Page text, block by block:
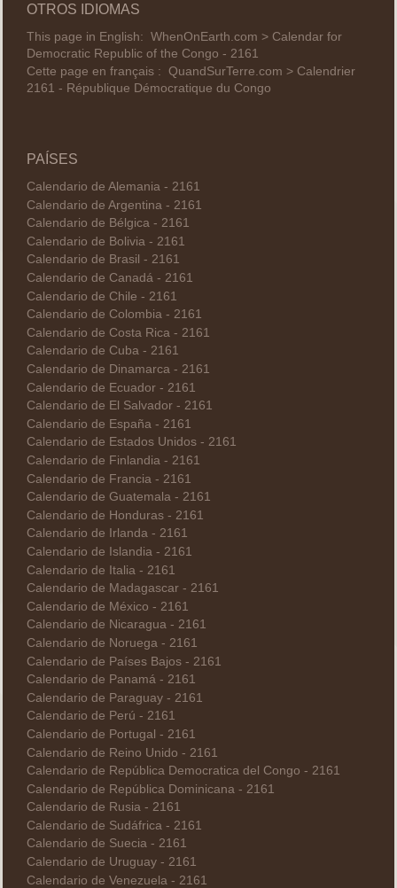
OTROS IDIOMAS
This page in English: WhenOnEarth.com > Calendar for
Democratic Republic of the Congo - 2161
Cette page en français : QuandSurTerre.com > Calendrier
2161 - République Démocratique du Congo
PAÍSES
Calendario de Alemania - 2161
Calendario de Argentina - 2161
Calendario de Bélgica - 2161
Calendario de Bolivia - 2161
Calendario de Brasil - 2161
Calendario de Canadá - 2161
Calendario de Chile - 2161
Calendario de Colombia - 2161
Calendario de Costa Rica - 2161
Calendario de Cuba - 2161
Calendario de Dinamarca - 2161
Calendario de Ecuador - 2161
Calendario de El Salvador - 2161
Calendario de España - 2161
Calendario de Estados Unidos - 2161
Calendario de Finlandia - 2161
Calendario de Francia - 2161
Calendario de Guatemala - 2161
Calendario de Honduras - 2161
Calendario de Irlanda - 2161
Calendario de Islandia - 2161
Calendario de Italia - 2161
Calendario de Madagascar - 2161
Calendario de México - 2161
Calendario de Nicaragua - 2161
Calendario de Noruega - 2161
Calendario de Países Bajos - 2161
Calendario de Panamá - 2161
Calendario de Paraguay - 2161
Calendario de Perú - 2161
Calendario de Portugal - 2161
Calendario de Reino Unido - 2161
Calendario de República Democratica del Congo - 2161
Calendario de República Dominicana - 2161
Calendario de Rusia - 2161
Calendario de Sudáfrica - 2161
Calendario de Suecia - 2161
Calendario de Uruguay - 2161
Calendario de Venezuela - 2161